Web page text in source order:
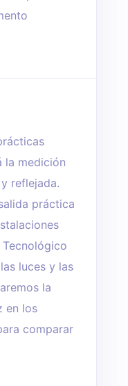
la medición
reflejada.
práctica
luces y las
la
en los
comparar